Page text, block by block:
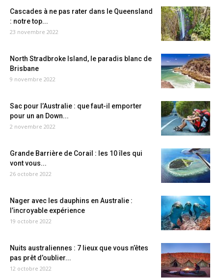
Cascades à ne pas rater dans le Queensland
: notre top...
23 novembre 2022
North Stradbroke Island, le paradis blanc de
Brisbane
9 novembre 2022
Sac pour l’Australie : que faut-il emporter
pour un an Down...
2 novembre 2022
Grande Barrière de Corail : les 10 îles qui
vont vous...
26 octobre 2022
Nager avec les dauphins en Australie :
l’incroyable expérience
19 octobre 2022
Nuits australiennes : 7 lieux que vous n’êtes
pas prêt d’oublier...
12 octobre 2022